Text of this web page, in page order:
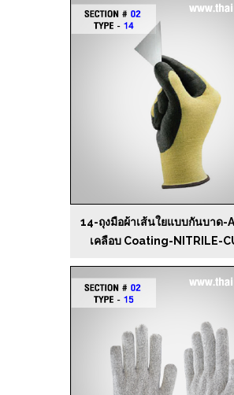
14-ถุงมือผ้าเส้นใยแบบกันบาด-
เคลือบ Coating-NITRILE-